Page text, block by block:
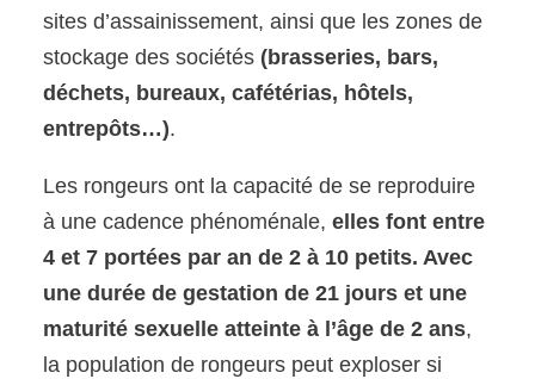
sites d’assainissement, ainsi que les zones de
stockage des sociétés (brasseries, bars,
déchets, bureaux, cafétérias, hôtels,
entrepôts…).
Les rongeurs ont la capacité de se reproduire
à une cadence phénoménale,elles font entre
4 et 7 portées par an de 2 à 10 petits. Avec
une durée de gestation de 21 jours et une
maturité sexuelle atteinte à l’âge de 2 ans,
la population de rongeurs peut exploser si